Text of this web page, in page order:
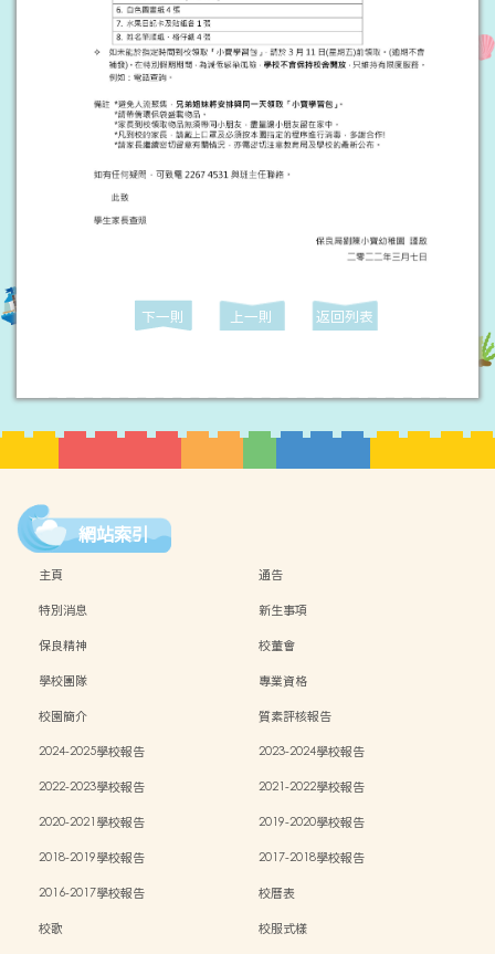
下一則 上一則 返回列表
網站索引
主頁
通告
特別消息
新生事項
保良精神
校董會
學校團隊
專業資格
校園簡介
質素評核報告
2024-2025學校報告
2023-2024學校報告
2022-2023學校報告
2021-2022學校報告
2020-2021學校報告
2019-2020學校報告
2018-2019學校報告
2017-2018學校報告
2016-2017學校報告
校曆表
校歌
校服式樣